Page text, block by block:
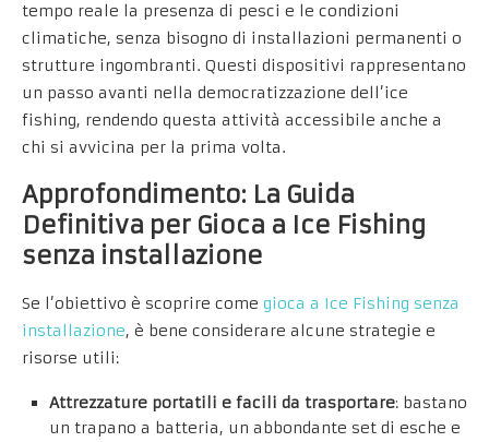
tempo reale la presenza di pesci e le condizioni
climatiche, senza bisogno di installazioni permanenti o
strutture ingombranti. Questi dispositivi rappresentano
un passo avanti nella democratizzazione dell’ice
fishing, rendendo questa attività accessibile anche a
chi si avvicina per la prima volta.
Approfondimento: La Guida
Definitiva per Gioca a Ice Fishing
senza installazione
Se l’obiettivo è scoprire come gioca a Ice Fishing senza
installazione, è bene considerare alcune strategie e
risorse utili:
Attrezzature portatili e facili da trasportare: bastano
un trapano a batteria, un abbondante set di esche e